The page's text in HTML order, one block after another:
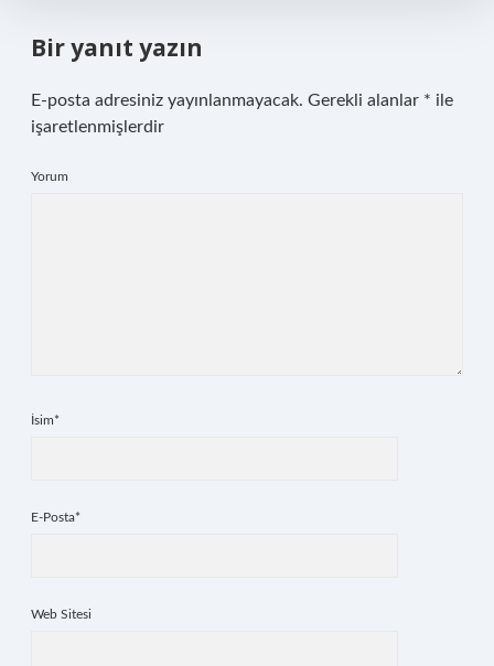
Bir yanıt yazın
E-posta adresiniz yayınlanmayacak. Gerekli alanlar * ile
işaretlenmişlerdir
Yorum
İsim*
E-Posta*
Web Sitesi